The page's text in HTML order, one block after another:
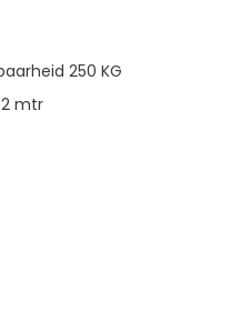
250 KG
mtr